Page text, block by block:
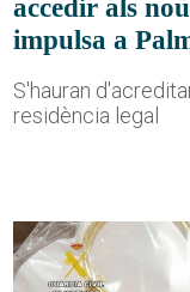
accedir als
impulsa a
S'hauran
residència legal